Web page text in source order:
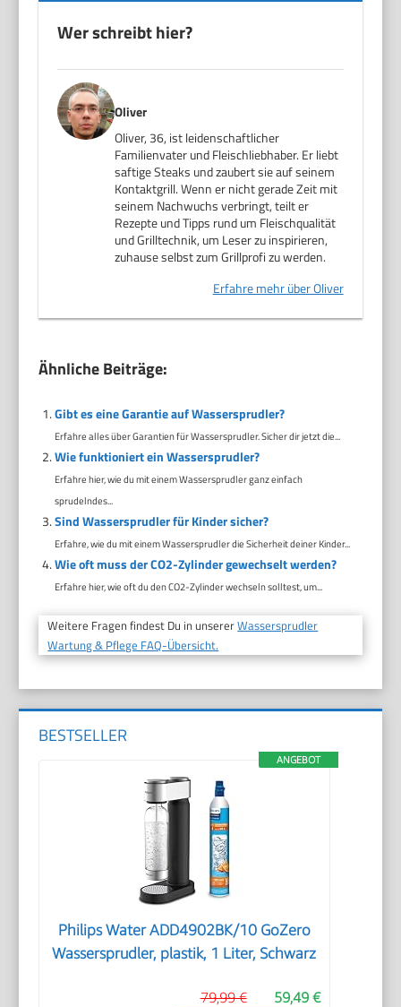
Wer schreibt hier?
Oliver
Oliver, 36, ist leidenschaftlicher
Familienvater und Fleischliebhaber. Er liebt
saftige Steaks und zaubert sie auf seinem
Kontaktgrill. Wenn er nicht gerade Zeit mit
seinem Nachwuchs verbringt, teilt er
Rezepte und Tipps rund um Fleischqualität
und Grilltechnik, um Leser zu inspirieren,
zuhause selbst zum Grillprofi zu werden.
Erfahre mehr über Oliver
Ähnliche Beiträge:
Gibt es eine Garantie auf Wassersprudler?
Erfahre alles über Garantien für Wassersprudler. Sicher dir jetzt die...
Wie funktioniert ein Wassersprudler?
Erfahre hier, wie du mit einem Wassersprudler ganz einfach
sprudelndes...
Sind Wassersprudler für Kinder sicher?
Erfahre, wie du mit einem Wassersprudler die Sicherheit deiner Kinder...
Wie oft muss der CO2-Zylinder gewechselt werden?
Erfahre hier, wie oft du den CO2-Zylinder wechseln solltest, um...
Weitere Fragen findest Du in unsererWassersprudler
Wartung & Pflege FAQ-Übersicht.
BESTSELLER
ANGEBOT
Philips Water ADD4902BK/10 GoZero
Wassersprudler, plastik, 1 Liter, Schwarz
59,49 €
79,99 €